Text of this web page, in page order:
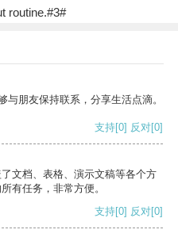
routine.#3#
朋友保持联系，分享生活点滴。
支持[0] 反对[0]
文档、表格、演示文稿等各个方
有任务，非常方便。
支持[0] 反对[0]